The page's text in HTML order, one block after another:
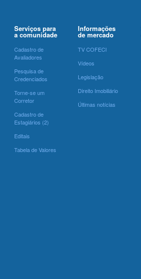
Serviços para
a comunidade
Cadastro de
Avaliadores
Pesquisa de
Credenciados
Torne-se um
Corretor
Cadastro de
Estagiários (2)
Editais
Tabela de Valores
Informações
de mercado
TV COFECI
Vídeos
Legislação
Direito Imobiliário
Últimas notícias